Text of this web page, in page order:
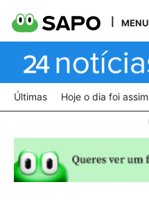
MENU
Últimas Hoje o dia foi assim